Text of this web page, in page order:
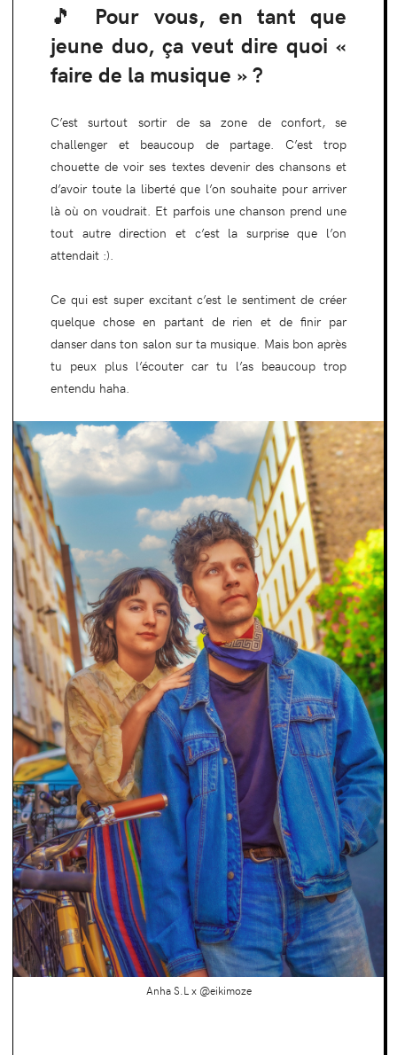
🎵 Pour vous, en tant que
jeune duo, ça veut dire quoi «
faire de la musique » ?
C’est surtout sortir de sa zone de confort, se
challenger et beaucoup de partage. C’est trop
chouette de voir ses textes devenir des chansons et
d’avoir toute la liberté que l’on souhaite pour arriver
là où on voudrait. Et parfois une chanson prend une
tout autre direction et c’est la surprise que l’on
attendait :).
Ce qui est super excitant c’est le sentiment de créer
quelque chose en partant de rien et de finir par
danser dans ton salon sur ta musique. Mais bon après
tu peux plus l’écouter car tu l’as beaucoup trop
entendu haha.
Anha S.L x @eikimoze